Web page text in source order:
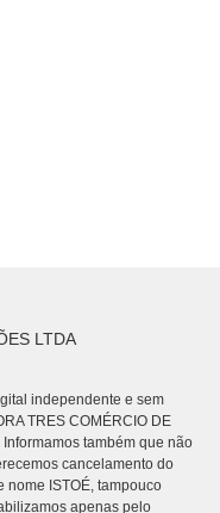
LTDA
independente e sem
TRES COMÉRCIO DE
também que não
cancelamento do
nome ISTOÉ, tampouco
apenas pelo